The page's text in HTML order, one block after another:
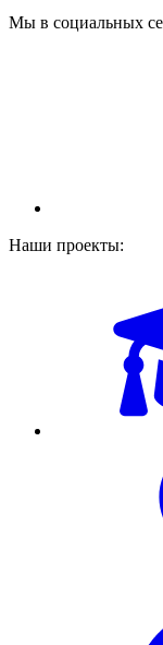
Мы в социальных
Наши проекты: